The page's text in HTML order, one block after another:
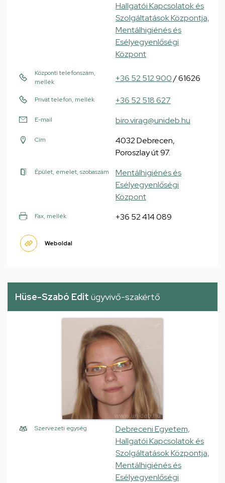
Hallgatói Kapcsolatok és
Szolgáltatások Központja,
Mentálhigiénés és
Esélyegyenlőségi
Központ
Központi telefonszám,
mellék
+36 52 512 900/ 61626
Privát telefon, mellék +36 52 518 627
E-mail biro.virag@unideb.hu
Cím
4032 Debrecen,
Poroszlay út 97.
Épület, emelet, szobaszám
Mentálhigiénés és
Esélyegyenlőségi
Központ
Fax, mellék +36 52 414 089
Weboldal
Hüse-Szabó Edit ügyvivő-szakértő
Szervezeti egység
Debreceni Egyetem,
Hallgatói Kapcsolatok és
Szolgáltatások Központja,
Mentálhigiénés és
Esélyegyenlőségi